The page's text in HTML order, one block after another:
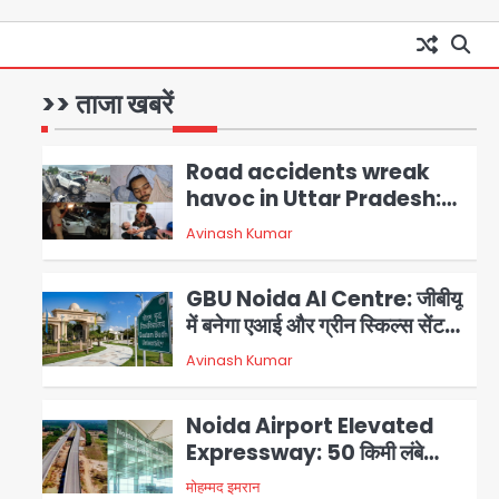
>> ताजा खबरें
में श्रद्धालु फंसे, नदियां खतरे के निशान
1
Turbulence: हवा में 5 मिनट तक
हड्डी में गंभीर चोट; नागरिक उड्डयन
2
Road accidents wreak
havoc in Uttar Pradesh:
अतीक अहमद के बेटे अबान की मौत,
हमीरपुर में बस-टैंकर भिड़ंत में तीन की
Avinash Kumar
3
GBU Noida AI Centre: जीबीयू
में बनेगा एआई और ग्रीन स्किल्स सेंटर,
यूपी के 15 हजार युवाओं को मिलेगा फ्री
ट्रेनिंग
Avinash Kumar
4
Noida Airport Elevated
Expressway: 50 किमी लंबे
एलिवेटेड एक्सप्रेसवे से दिल्ली-
मोहम्मद इमरान